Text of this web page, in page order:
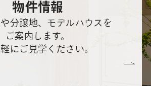
物件情報
分譲地、モデルハウスを
ご案内します。
にご見学ください。